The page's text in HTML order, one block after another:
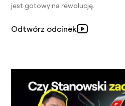
jest gotowy na rewolucję.
Odtwórz odcinek